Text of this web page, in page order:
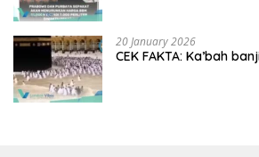
20 January 2026
CEK FAKTA: Ka’bah